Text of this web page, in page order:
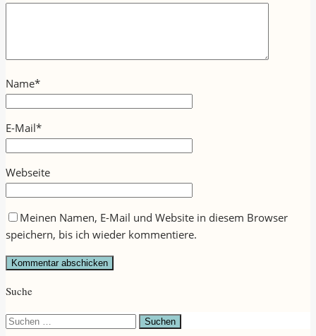
Name*
E-Mail*
Webseite
Meinen Namen, E-Mail und Website in diesem Browser
speichern, bis ich wieder kommentiere.
Suche
Suchen